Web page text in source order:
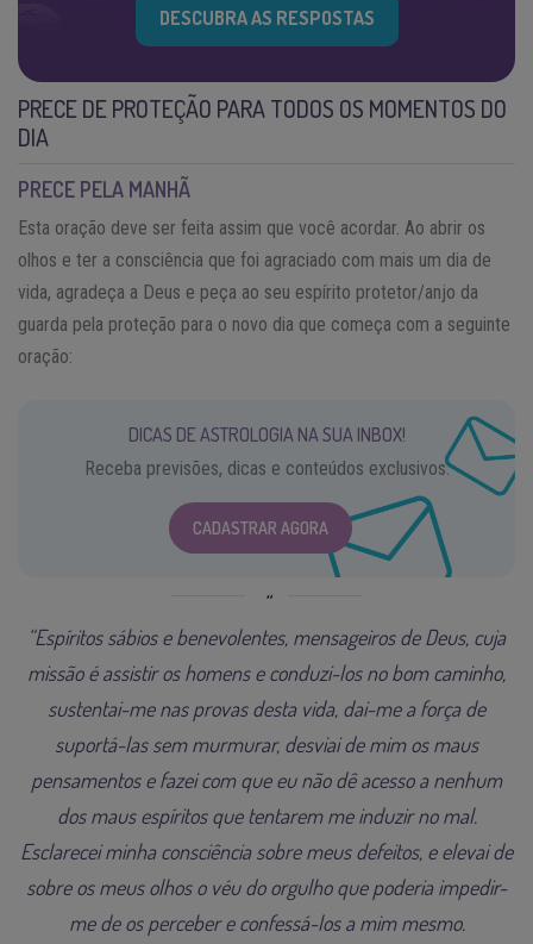
DESCUBRA AS RESPOSTAS
PRECE DE PROTEÇÃO PARA TODOS OS MOMENTOS DO
DIA
PRECE PELA MANHÃ
Esta oração deve ser feita assim que você acordar. Ao abrir os
olhos e ter a consciência que foi agraciado com mais um dia de
vida, agradeça a Deus e peça ao seu espírito protetor/anjo da
guarda pela proteção para o novo dia que começa com a seguinte
oração:
DICAS DE ASTROLOGIA NA SUA INBOX!
Receba previsões, dicas e conteúdos exclusivos.
CADASTRAR AGORA
“Espíritos sábios e benevolentes, mensageiros de Deus, cuja
missão é assistir os homens e conduzi-los no bom caminho,
sustentai-me nas provas desta vida, dai-me a força de
suportá-las sem murmurar, desviai de mim os maus
pensamentos e fazei com que eu não dê acesso a nenhum
dos maus espíritos que tentarem me induzir no mal.
Esclarecei minha consciência sobre meus defeitos, e elevai de
sobre os meus olhos o véu do orgulho que poderia impedir-
me de os perceber e confessá-los a mim mesmo.